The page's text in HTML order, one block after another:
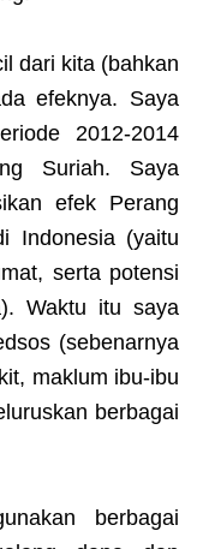
dari kita (bahkan
efeknya. Saya
2012-2014
Suriah. Saya
efek Perang
Indonesia (yaitu
serta potensi
Waktu itu saya
(sebenarnya
maklum ibu-ibu
berbagai
berbagai